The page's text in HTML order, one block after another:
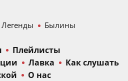
Легенды Былины
Плейлисты
Лавка
Как слушать
О нас